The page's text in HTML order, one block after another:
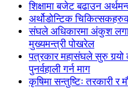
शिक्षामा बजेट बढाउन
अर्थोडोन्टिक
संघले अधिकारमा अंकुश
मुख्यमन्त्री पोखरेल
पत्रकार महासंघले सुरु गर्‍यो
पुनर्वहाली गर्न माग
कृषिमा सन्तुष्टिः तरकारी